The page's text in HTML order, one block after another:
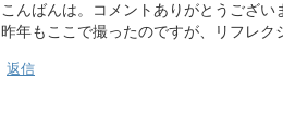
こんばんは。コメントありがとうござい
昨年もここで撮ったのですが、リフレク
返信